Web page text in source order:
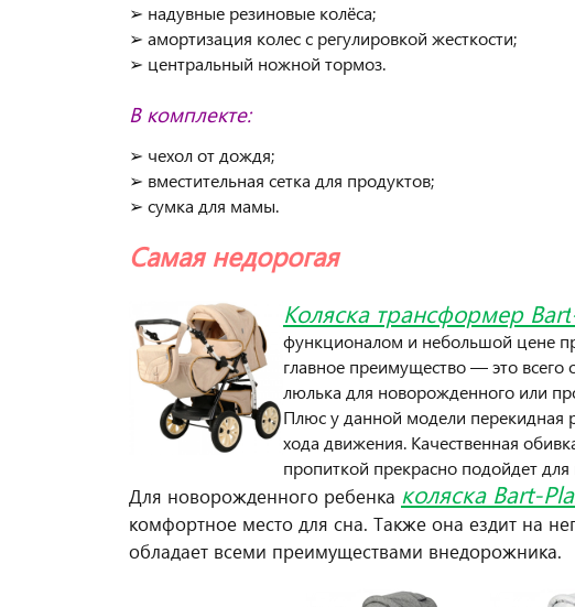
➢ надувные резиновые колёса;
➢ амортизация колес с регулировкой жесткости;
➢ центральный ножной тормоз.
В комплекте:
➢ чехол от дождя;
➢ вместительная сетка для продуктов;
➢ сумка для мамы.
Самая недорогая
Коляска трансформер Bart
функционалом и небольшой цене
главное преимущество — это всего
люлька для новорожденного или
Плюс у данной модели перекидная
хода движения. Качественная
пропиткой прекрасно подойдет
Для новорожденного ребенка коляска Bart-
комфортное место для сна. Также она ездит на
обладает всеми преимуществами внедорожника.